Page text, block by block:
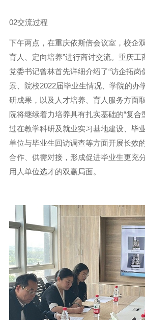
02交流过程
下午两点，在重庆依斯倍会议室，校企
育人、定向培养”进行商讨交流。重庆工
党委书记曾林首先详细介绍了“访企拓岗
景、院校2022届毕业生情况、学院的办
研成果，以及人才培养、育人服务方面
院将继续着力培养具有扎实基础的“复合
过在教学科研及就业实习基地建设、毕
单位与毕业生回访调查等方面开展长效
合作、供需对接，形成促进毕业生更充
用人单位选才的双赢局面。